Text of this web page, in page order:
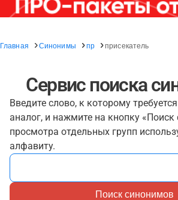
Главная Синонимы пр присекатель
Сервис поиска
Введите слово, к которому
аналог, и нажмите на кнопку
просмотра отдельных групп
алфавиту.
Поиск синонимов